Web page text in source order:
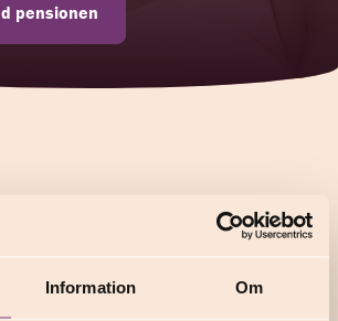
Information Om
pensionen
för dig som närmar dig
är en tjänst för dig som ska gå i pension